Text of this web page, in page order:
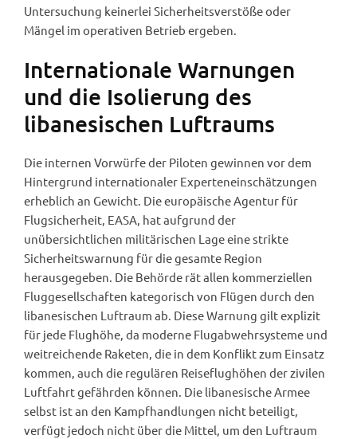
Untersuchung keinerlei Sicherheitsverstöße oder
Mängel im operativen Betrieb ergeben.
Internationale Warnungen
und die Isolierung des
libanesischen Luftraums
Die internen Vorwürfe der Piloten gewinnen vor dem
Hintergrund internationaler Experteneinschätzungen
erheblich an Gewicht. Die europäische Agentur für
Flugsicherheit, EASA, hat aufgrund der
unübersichtlichen militärischen Lage eine strikte
Sicherheitswarnung für die gesamte Region
herausgegeben. Die Behörde rät allen kommerziellen
Fluggesellschaften kategorisch von Flügen durch den
libanesischen Luftraum ab. Diese Warnung gilt explizit
für jede Flughöhe, da moderne Flugabwehrsysteme und
weitreichende Raketen, die in dem Konflikt zum Einsatz
kommen, auch die regulären Reiseflughöhen der zivilen
Luftfahrt gefährden können. Die libanesische Armee
selbst ist an den Kampfhandlungen nicht beteiligt,
verfügt jedoch nicht über die Mittel, um den Luftraum